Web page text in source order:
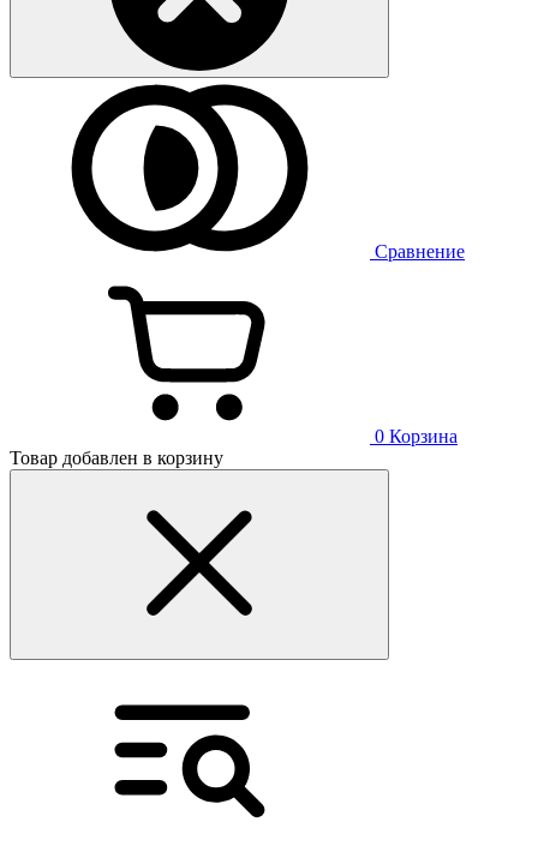
Сравнение
0 Корзина
Товар добавлен в корзину